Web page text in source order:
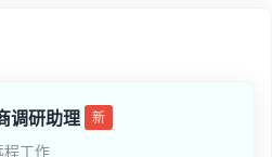
调研助理 新
程工作